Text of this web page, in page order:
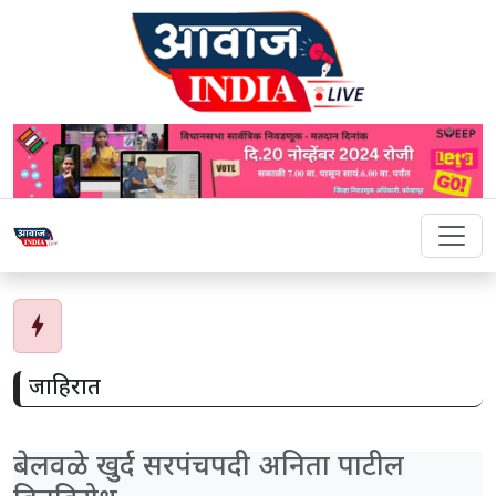
bolt
जाहिरात
बेलवळे खुर्द सरपंचपदी अनिता पाटील